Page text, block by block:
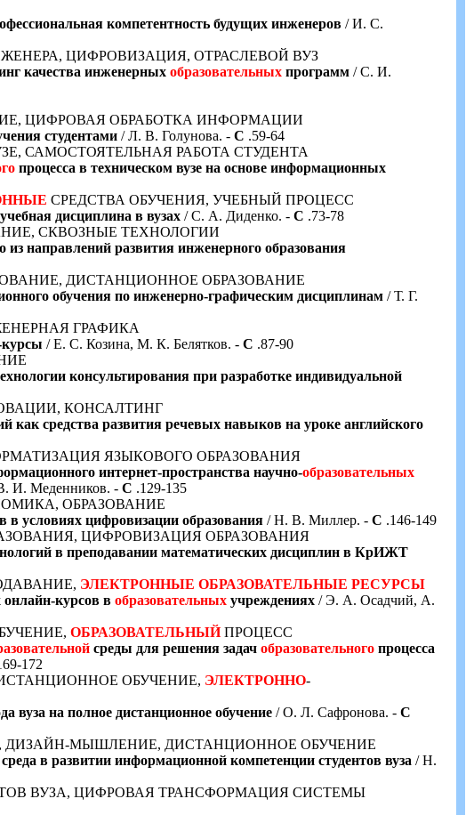
компетентность будущих инженеров / И. С.
ЦИФРОВИЗАЦИЯ, ОТРАСЛЕВОЙ ВУЗ
качества инженерных образовательных программ / С. И.
ЦИФРОВАЯ ОБРАБОТКА ИНФОРМАЦИИ
студентами / Л. В. Голунова. - С .59-64
САМОСТОЯТЕЛЬНАЯ РАБОТА СТУДЕНТА
процесса в техническом вузе на основе информационных
СРЕДСТВА ОБУЧЕНИЯ, УЧЕБНЫЙ ПРОЦЕСС
дисциплина в вузах / С. А. Диденко. - С .73-78
СКВОЗНЫЕ ТЕХНОЛОГИИ
направлений развития инженерного образования
ДИСТАНЦИОННОЕ ОБРАЗОВАНИЕ
обучения по инженерно-графическим дисциплинам / Т. Г.
ГРАФИКА
/ Е. С. Козина, М. К. Белятков. - С .87-90
консультирования при разработке индивидуальной
КОНСАЛТИНГ
средства развития речевых навыков на уроке английского
ЯЗЫКОВОГО ОБРАЗОВАНИЯ
интернет-пространства научно-образовательных
И. Меденников. - С .129-135
ОБРАЗОВАНИЕ
условиях цифровизации образования / Н. В. Миллер. - С .146-149
ЦИФРОВИЗАЦИЯ ОБРАЗОВАНИЯ
в преподавании математических дисциплин в КрИЖТ
ЭЛЕКТРОННЫЕ ОБРАЗОВАТЕЛЬНЫЕ РЕСУРСЫ
курсов в образовательных учреждениях / Э. А. Осадчий, А.
ОБРАЗОВАТЕЛЬНЫЙПРОЦЕСС
среды для решения задач образовательного процесса
172
ОБУЧЕНИЕ, ЭЛЕКТРОННО-
вуза на полное дистанционное обучение / О. Л. Сафронова. - С
ДИЗАЙН-МЫШЛЕНИЕ, ДИСТАНЦИОННОЕ ОБУЧЕНИЕ
среда в развитии информационной компетенции студентов вуза / Н.
ВУЗА, ЦИФРОВАЯ ТРАНСФОРМАЦИЯ СИСТЕМЫ